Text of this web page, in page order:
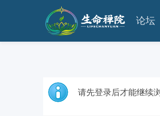
论坛
请先登录后才能继续